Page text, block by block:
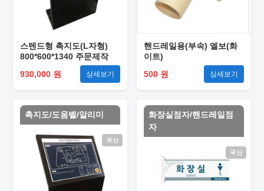
스텐드형 촉지도(L자형)
800*600*1340 주문제작
930,000 원
상세보기
핸드레일용(부속) 엘보(화
이트)
500 원
상세보기
촉지도/도움벨/알리미
국산
화장실점자/핸드레일점
자
국산